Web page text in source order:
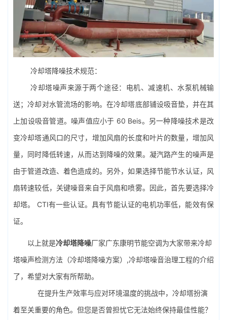
冷却塔降噪技术规范：
冷却塔噪声来源于两个途径：电机、减速机、 水泵机械输
送；冷却对水管流场的影响。在冷却塔底部铺设吸音垫，并在其
上加设吸音管道。噪声值应小于 60 Beis。另一种降噪技术是改
变冷却塔通风口的尺寸，增加风扇的长度和叶片的数量，增加风
量，同时降低转速，从而达到降噪的效果。凝汽路产生的噪声是
由于管道改造、着色造成的。另外，如果选择节能节水认证，风
扇转速较低，关键噪音来自于风扇和喷雾。因此，首先要选择冷
却塔。 CTI有一些认证。具有节能认证的电机功率低，能效有保
证。
以上就是冷却塔降噪厂家广东康明节能空调为大家带来冷却
塔噪声检测方法（冷却塔降噪方案）,冷却塔噪音治理工程的介绍
了，希望对大家有所帮助。
在提升生产效率与应对环境温度的挑战中，冷却塔扮演
着至关重要的角色。但您是否曾担忧它无法始终保持最佳性能？